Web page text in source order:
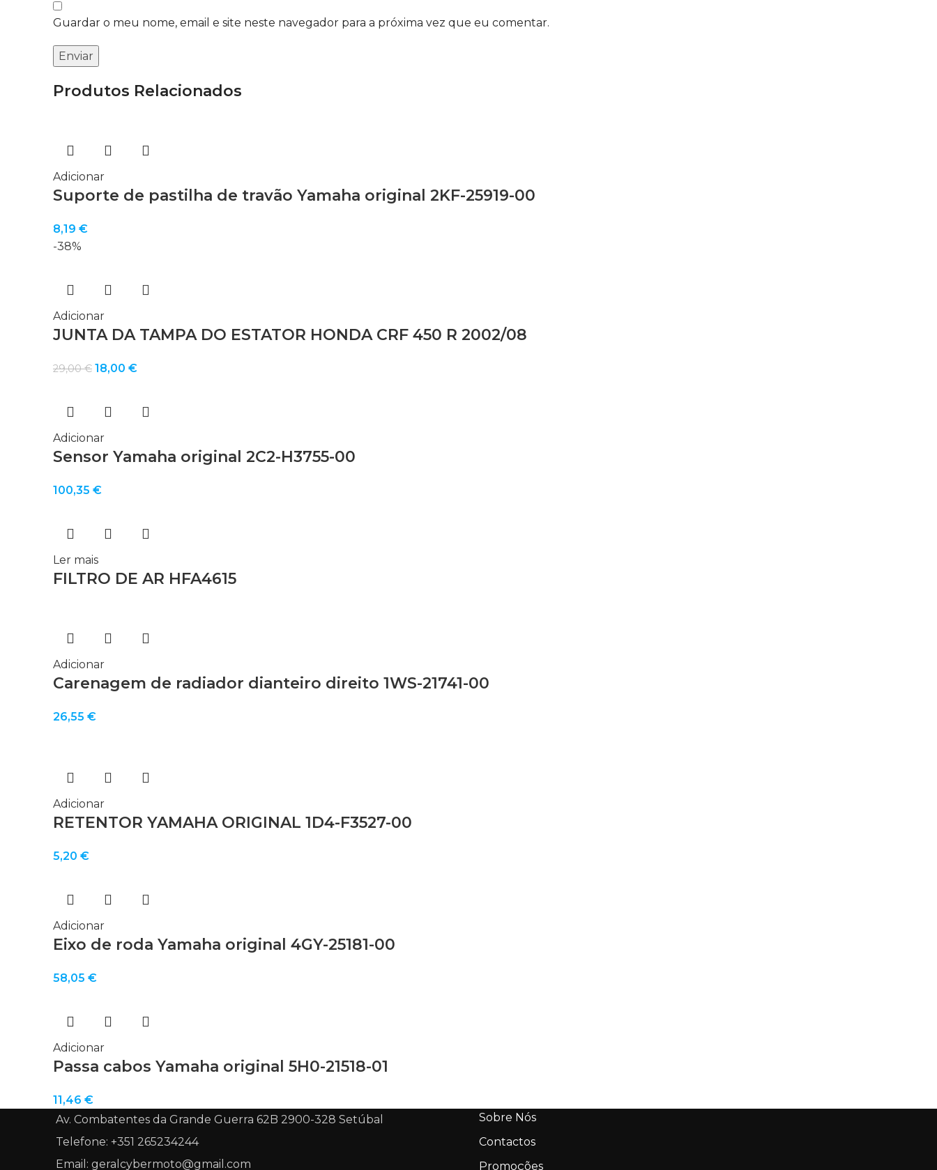
Guardar o meu nome, email e site neste navegador para a próxima vez que eu comentar.
Produtos Relacionados
Adicionar
Suporte de pastilha de travão Yamaha original 2KF-25919-00
8,19 €
-38%
Adicionar
JUNTA DA TAMPA DO ESTATOR HONDA CRF 450 R 2002/08
29,00€ O
era:
29,00 €.
18,00 €O
é:
Adicionar
Sensor Yamaha original 2C2-H3755-00
100,35 €
Ler mais
FILTRO DE AR HFA4615
Adicionar
Carenagem de radiador dianteiro direito 1WS-21741-00
26,55 €
Adicionar
RETENTOR YAMAHA ORIGINAL 1D4-F3527-00
5,20 €
Adicionar
Eixo de roda Yamaha original 4GY-25181-00
58,05 €
Adicionar
Passa cabos Yamaha original 5H0-21518-01
11,46 €
Av. Combatentes da Grande Guerra 62B 2900-328 Setúbal
Telefone: +351 265234244
Email: geralcybermoto@gmail.com
Sobre Nós
Contactos
Promoções